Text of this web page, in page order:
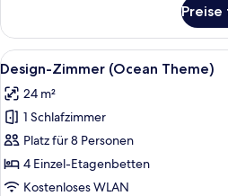
Zimmer
Preise
Alle
Fotos
für
Design-
Zimmer
(Ocean
Theme)
Ein
9
Design-Zimmer (Ocean Theme)
24 m²
1 Schlafzimmer
Platz für 8 Personen
4 Einzel-Etagenbetten
Kostenloses WLAN